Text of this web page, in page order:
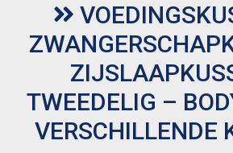
TWEEDELIG –
VERSCHILLENDE